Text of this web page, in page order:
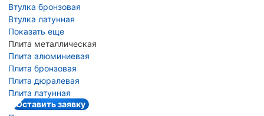
Втулка бронзовая
Втулка латунная
Показать еще
Плита металлическая
Плита алюминиевая
Плита бронзовая
Плита дюралевая
Плита латунная
Плита медная
Оставить заявку